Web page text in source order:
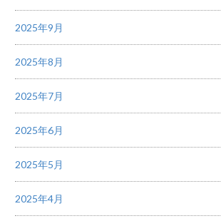
2025年9月
2025年8月
2025年7月
2025年6月
2025年5月
2025年4月